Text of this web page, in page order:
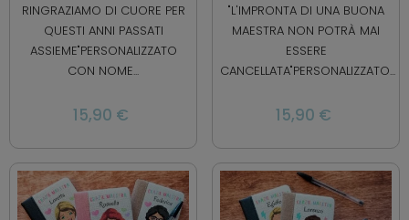
RINGRAZIAMO DI CUORE PER
QUESTI ANNI PASSATI
ASSIEME"PERSONALIZZATO
CON NOME...
15,90 €
"L'IMPRONTA DI UNA BUONA
MAESTRA NON POTRÀ MAI
ESSERE
CANCELLATA"PERSONALIZZATO...
15,90 €